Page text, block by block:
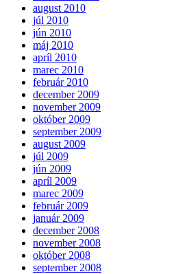
august 2010
júl 2010
jún 2010
máj 2010
apríl 2010
marec 2010
február 2010
december 2009
november 2009
október 2009
september 2009
august 2009
júl 2009
jún 2009
apríl 2009
marec 2009
február 2009
január 2009
december 2008
november 2008
október 2008
september 2008